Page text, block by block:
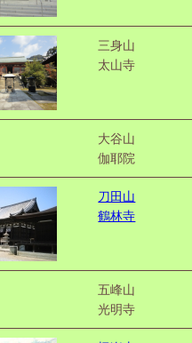
三身山
太山寺
大谷山
伽耶院
刀田山
鶴林寺
五峰山
光明寺